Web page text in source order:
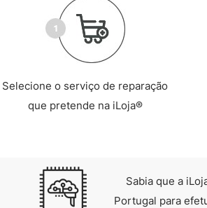
Selecione o serviço de reparação
que pretende na iLoja®
Sabia que a
Portugal para